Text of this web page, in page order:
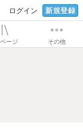
ログイン 新規登録
ージ その他